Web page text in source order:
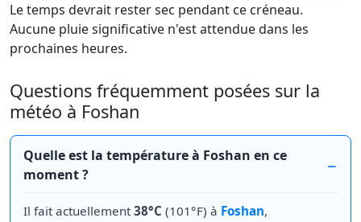
Le temps devrait rester sec pendant ce créneau.
Aucune pluie significative n'est attendue dans les
prochaines heures.
Questions fréquemment posées sur la
météo à Foshan
Quelle est la température à Foshan en ce
moment ?
Il fait actuellement38°C (101°F) à Foshan,